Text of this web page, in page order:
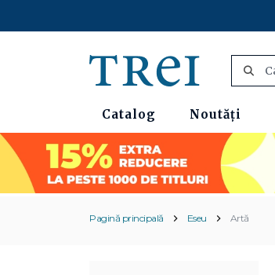
Catalog Noutăți
Pagină principală Eseu Artă